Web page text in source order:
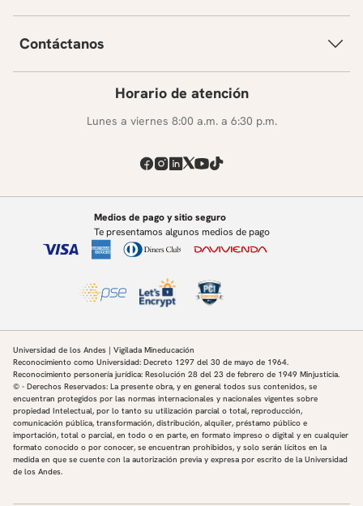
Contáctanos
Horario de atención
Lunes a viernes 8:00 a.m. a 6:30 p.m.
Medios de pago y sitio seguro
Te presentamos algunos medios de pago
Universidad de los Andes | Vigilada Mineducación
Reconocimiento como Universidad: Decreto 1297 del 30 de mayo de 1964.
Reconocimiento personería jurídica: Resolución 28 del 23 de febrero de 1949 Minjusticia.
© - Derechos Reservados: La presente obra, y en general todos sus contenidos, se
encuentran protegidos por las normas internacionales y nacionales vigentes sobre
propiedad Intelectual, por lo tanto su utilización parcial o total, reproducción,
comunicación pública, transformación, distribución, alquiler, préstamo público e
importación, total o parcial, en todo o en parte, en formato impreso o digital y en cualquier
formato conocido o por conocer, se encuentran prohibidos, y solo serán lícitos en la
medida en que se cuente con la autorización previa y expresa por escrito de la Universidad
de los Andes.